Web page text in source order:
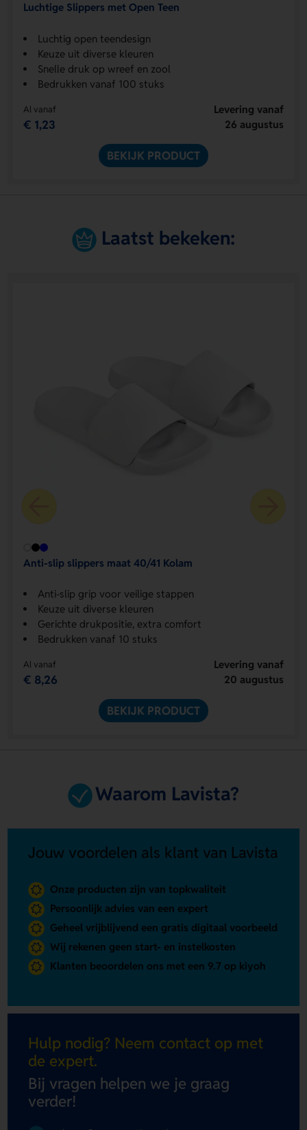
Luchtige Slippers met Open Teen
Luchtig open teendesign
Keuze uit diverse kleuren
Snelle druk op wreef en zool
Bedrukken vanaf 100 stuks
Al vanaf
€ 1,23
Levering vanaf
26 augustus
BEKIJK PRODUCT
Laatst bekeken:
Anti-slip slippers maat 40/41 Kolam
Anti-slip grip voor veilige stappen
Keuze uit diverse kleuren
Gerichte drukpositie, extra comfort
Bedrukken vanaf 10 stuks
Al vanaf
€ 8,26
Levering vanaf
20 augustus
BEKIJK PRODUCT
Waarom Lavista?
Jouw voordelen als klant van Lavista
Onze producten zijn van topkwaliteit
Persoonlijk advies van een expert
Geheel vrijblijvend een gratis digitaal voorbeeld
Wij rekenen geen start- en instelkosten
Klanten beoordelen ons met een 9.7 op kiyoh
Hulp nodig? Neem contact op met
de expert.
Bij vragen helpen we je graag
verder!